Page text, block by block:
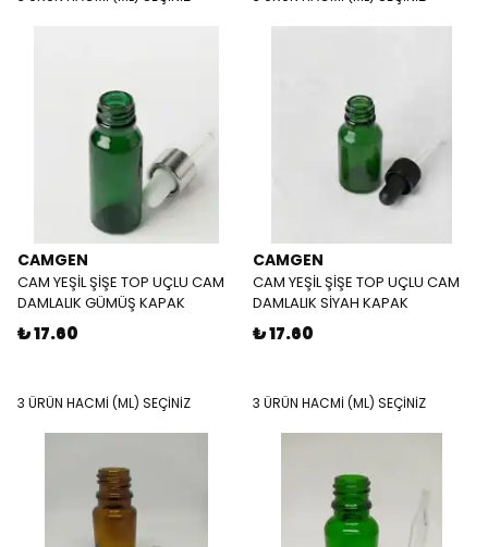
CAMGEN
CAM YEŞİL ŞİŞE TOP UÇLU CAM
DAMLALIK GÜMÜŞ KAPAK
₺ 17.60
3 ÜRÜN HACMİ (ML) SEÇİNİZ
CAMGEN
CAM YEŞİL ŞİŞE TOP UÇLU CAM
DAMLALIK SİYAH KAPAK
₺ 17.60
3 ÜRÜN HACMİ (ML) SEÇİNİZ